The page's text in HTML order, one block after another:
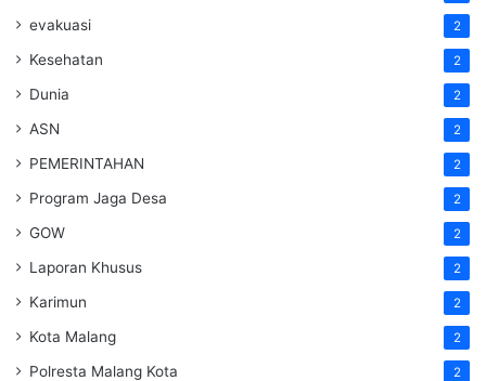
evakuasi 2
Kesehatan 2
Dunia 2
ASN 2
PEMERINTAHAN 2
Program Jaga Desa 2
GOW 2
Laporan Khusus 2
Karimun 2
Kota Malang 2
Polresta Malang Kota 2